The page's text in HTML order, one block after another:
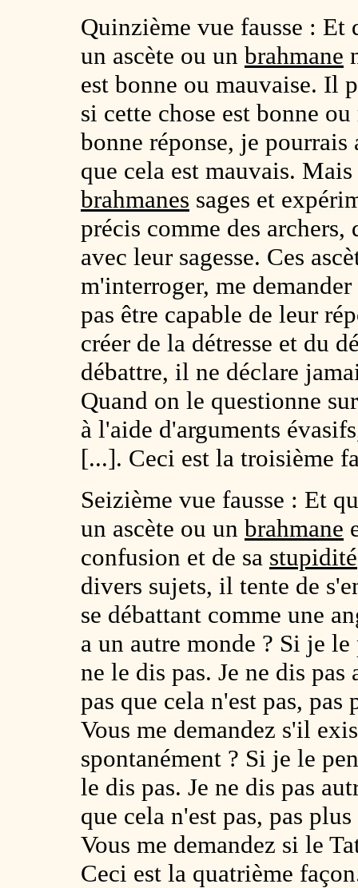
Quinzième vue fausse :
un ascète ou un brahmane
est bonne ou mauvaise. Il
si cette chose est bonne
bonne réponse, je
que cela est mauvais.
brahmanes sages et
précis comme des archers,
avec leur sagesse. Ces
m'interroger, me
pas être capable de leur
créer de la détresse et du
débattre, il ne déclare
Quand on le questionne
à l'aide d'arguments
[...]. Ceci est la troisième
Seizième vue fausse : Et
un ascète ou un brahmane
confusion et de sa stupidité
divers sujets, il tente de
se débattant comme une
a un autre monde ? Si je
ne le dis pas. Je ne dis
pas que cela n'est pas,
Vous me demandez s'il
spontanément ? Si je le
le dis pas. Je ne dis pas
que cela n'est pas, pas
Vous me demandez si le
Ceci est la quatrième